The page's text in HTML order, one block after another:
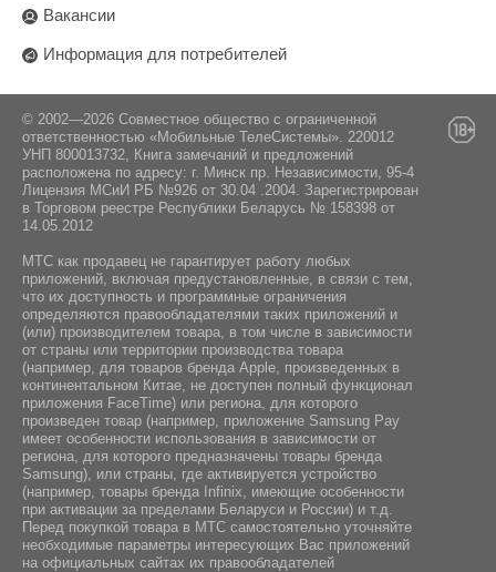
Вакансии
Информация для потребителей
© 2002—2026 Совместное общество с ограниченной
ответственностью «Мобильные ТелеСистемы». 220012
УНП 800013732, Книга замечаний и предложений
расположена по адресу: г. Минск пр. Независимости, 95-4
Лицензия МСиИ РБ №926 от 30.04 .2004. Зарегистрирован
в Торговом реестре Республики Беларусь № 158398 от
14.05.2012
МТС как продавец не гарантирует работу любых
приложений, включая предустановленные, в связи с тем,
что их доступность и программные ограничения
определяются правообладателями таких приложений и
(или) производителем товара, в том числе в зависимости
от страны или территории производства товара
(например, для товаров бренда Apple, произведенных в
континентальном Китае, не доступен полный функционал
приложения FaceTime) или региона, для которого
произведен товар (например, приложение Samsung Pay
имеет особенности использования в зависимости от
региона, для которого предназначены товары бренда
Samsung), или страны, где активируется устройство
(например, товары бренда Infiniх, имеющие особенности
при активации за пределами Беларуси и России) и т.д.
Перед покупкой товара в МТС самостоятельно уточняйте
необходимые параметры интересующих Вас приложений
на официальных сайтах их правообладателей